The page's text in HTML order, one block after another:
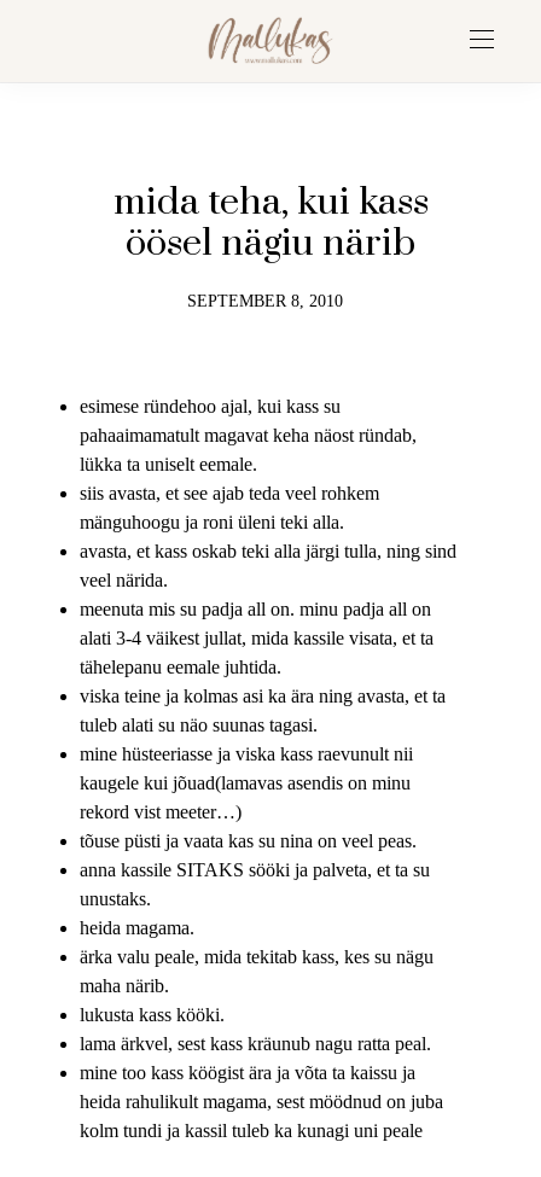
mida teha, kui kass
öösel nägiu närib
SEPTEMBER 8, 2010
esimese ründehoo ajal, kui kass su
pahaaimamatult magavat keha näost ründab,
lükka ta uniselt eemale.
siis avasta, et see ajab teda veel rohkem
mänguhoogu ja roni üleni teki alla.
avasta, et kass oskab teki alla järgi tulla, ning sind
veel närida.
meenuta mis su padja all on. minu padja all on
alati 3-4 väikest jullat, mida kassile visata, et ta
tähelepanu eemale juhtida.
viska teine ja kolmas asi ka ära ning avasta, et ta
tuleb alati su näo suunas tagasi.
mine hüsteeriasse ja viska kass raevunult nii
kaugele kui jõuad(lamavas asendis on minu
rekord vist meeter…)
tõuse püsti ja vaata kas su nina on veel peas.
anna kassile SITAKS sööki ja palveta, et ta su
unustaks.
heida magama.
ärka valu peale, mida tekitab kass, kes su nägu
maha närib.
lukusta kass kööki.
lama ärkvel, sest kass kräunub nagu ratta peal.
mine too kass köögist ära ja võta ta kaissu ja
heida rahulikult magama, sest möödnud on juba
kolm tundi ja kassil tuleb ka kunagi uni peale